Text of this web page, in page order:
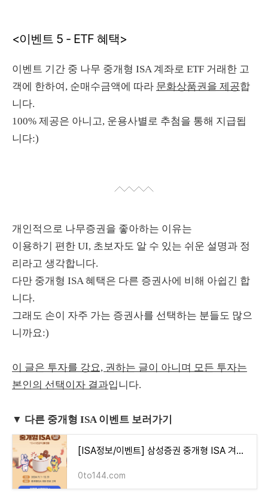
<이벤트 5 - ETF 혜택>
이벤트 기간 중 나무 중개형 ISA 계좌로 ETF 거래한 고
객에 한하여, 순매수금액에 따라 문화상품권을 제공합
니다.
100% 제공은 아니고, 운용사별로 추첨을 통해 지급됩
니다:)
개인적으로 나무증권을 좋아하는 이유는
이용하기 편한 UI, 초보자도 알 수 있는 쉬운 설명과 정
리라고 생각합니다.
다만 중개형 ISA 혜택은 다른 증권사에 비해 아쉽긴 합
니다.
그래도 손이 자주 가는 증권사를 선택하는 분들도 많으
니까요:)
이 글은 투자를 강요, 권하는 글이 아니며 모든 투자는
본인의 선택이자 결과입니다.
▼ 다른 중개형 ISA 이벤트 보러가기
[ISA정보/이벤트] 삼성증권 중개형 ISA 겨울 이벤트 (최대 30만 원 상품권)
0to144.com